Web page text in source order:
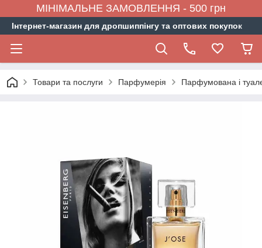
МІНІМАЛЬНЕ ЗАМОВЛЕННЯ - 500 грн
Інтернет-магазин для дропшиппінгу та оптових покупок
Товари та послуги Парфумерія Парфумована і